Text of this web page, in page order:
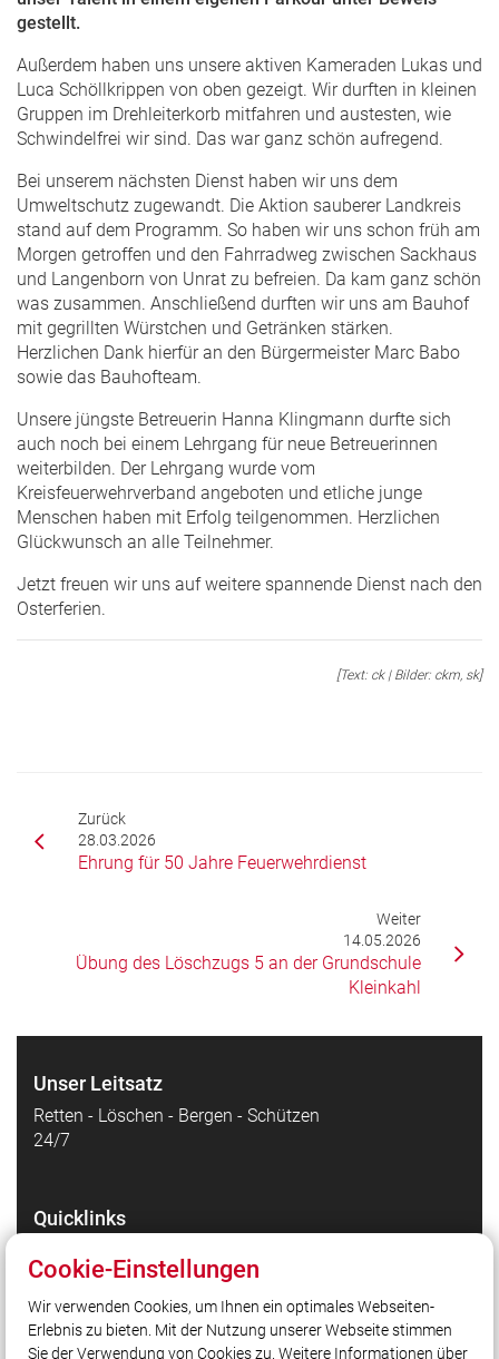
gestellt.
Außerdem haben uns unsere aktiven Kameraden Lukas und
Luca Schöllkrippen von oben gezeigt. Wir durften in kleinen
Gruppen im Drehleiterkorb mitfahren und austesten, wie
Schwindelfrei wir sind. Das war ganz schön aufregend.
Bei unserem nächsten Dienst haben wir uns dem
Umweltschutz zugewandt. Die Aktion sauberer Landkreis
stand auf dem Programm. So haben wir uns schon früh am
Morgen getroffen und den Fahrradweg zwischen Sackhaus
und Langenborn von Unrat zu befreien. Da kam ganz schön
was zusammen. Anschließend durften wir uns am Bauhof
mit gegrillten Würstchen und Getränken stärken.
Herzlichen Dank hierfür an den Bürgermeister Marc Babo
sowie das Bauhofteam.
Unsere jüngste Betreuerin Hanna Klingmann durfte sich
auch noch bei einem Lehrgang für neue Betreuerinnen
weiterbilden. Der Lehrgang wurde vom
Kreisfeuerwehrverband angeboten und etliche junge
Menschen haben mit Erfolg teilgenommen. Herzlichen
Glückwunsch an alle Teilnehmer.
Jetzt freuen wir uns auf weitere spannende Dienst nach den
Osterferien.
[Text: ck | Bilder: ckm, sk]
Zurück
28.03.2026
Ehrung für 50 Jahre Feuerwehrdienst
Weiter
14.05.2026
Übung des Löschzugs 5 an der Grundschule
Kleinkahl
Unser Leitsatz
Retten - Löschen - Bergen - Schützen
24/7
Quicklinks
Kreisfeuerwehrverband Aschaffenburg e.V.
Leitstelle Bayr. Untermain
FFS Cloud
Cookie-Einstellungen
Wir verwenden Cookies, um Ihnen ein optimales Webseiten-
Erlebnis zu bieten. Mit der Nutzung unserer Webseite stimmen
Sie der Verwendung von Cookies zu. Weitere Informationen über